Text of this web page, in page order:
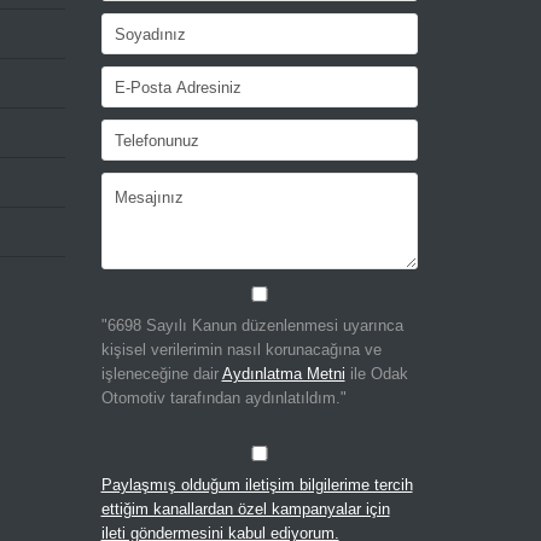
"6698 Sayılı Kanun düzenlenmesi uyarınca
kişisel verilerimin nasıl korunacağına ve
işleneceğine dair Aydınlatma Metni ile Odak
Otomotiv tarafından aydınlatıldım."
Paylaşmış olduğum iletişim bilgilerime tercih
ettiğim kanallardan özel kampanyalar için
ileti göndermesini kabul ediyorum.